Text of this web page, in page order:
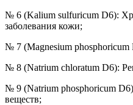
№ 6 (Kalium sulfuricum D6):
заболевания кожи;
№ 7 (Magnesium phosphoricum
№ 8 (Natrium chloratum D6):
№ 9 (Natrium phosphoricum
веществ;